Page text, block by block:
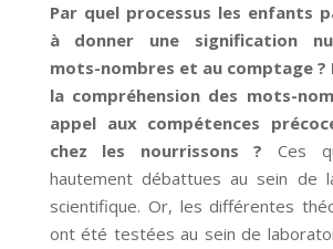
Par quel processus les enfants
à donner une signification
mots-nombres et au comptage ?
la compréhension des mots-
appel aux compétences
chez les nourrissons ? Ces
hautement débattues au sein de
scientifique. Or, les différentes
ont été testées au sein de